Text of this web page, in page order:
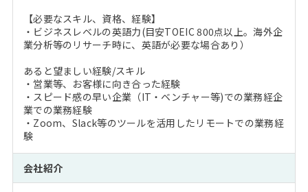
【必要なスキル、資格、経験】
・ビジネスレベルの英語力(目安TOEIC 800点以上。海外企
業分析等のリサーチ時に、英語が必要な場合あり）
あると望ましい経験/スキル
・営業等、お客様に向き合った経験
・スピード感の早い企業（IT・ベンチャー等)での業務経企
業での業務経験
・Zoom、Slack等のツールを活用したリモートでの業務経
験
会社紹介